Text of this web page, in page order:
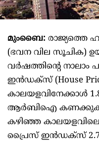
മുംബൈ:
(ഭവന വില സൂചിക)
വര്‍ഷത്തിന്റെ
ഇന്‍ഡക്സ് (House
കാലയളവിനേക്കാള്‍
ആര്‍ബിഐ കണക്കുകള്‍
കഴിഞ്ഞ
പ്രൈസ് ഇന്‍ഡക്സ് 2.7